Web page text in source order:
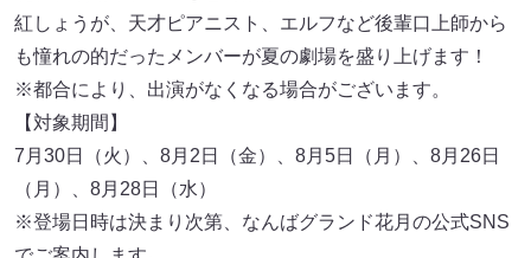
紅しょうが、天才ピアニスト、エルフなど後輩口上師から
も憧れの的だったメンバーが夏の劇場を盛り上げます！
※都合により、出演がなくなる場合がございます。
【対象期間】
7⽉30⽇（火）、8⽉2⽇（金）、8⽉5⽇（⽉）、8⽉26⽇
（⽉）、8⽉28⽇（水）
※登場⽇時は決まり次第、なんばグランド花⽉の公式SNS